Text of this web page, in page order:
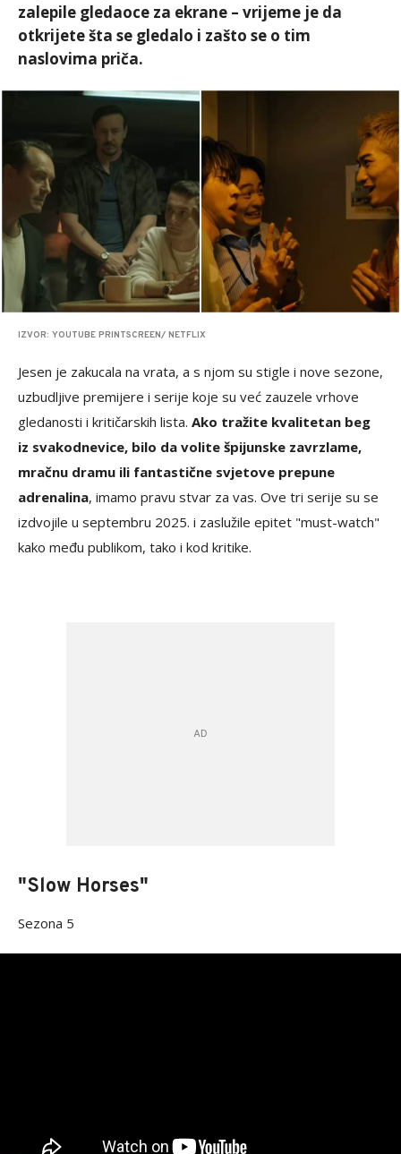
zalepile gledaoce za ekrane – vrijeme je da
otkrijete šta se gledalo i zašto se o tim
naslovima priča.
IZVOR: YOUTUBE PRINTSCREEN/ NETFLIX
Jesen je zakucala na vrata, a s njom su stigle i nove sezone,
uzbudljive premijere i serije koje su već zauzele vrhove
gledanosti i kritičarskih lista. Ako tražite kvalitetan beg
iz svakodnevice, bilo da volite špijunske zavrzlame,
mračnu dramu ili fantastične svjetove prepune
adrenalina, imamo pravu stvar za vas. Ove tri serije su se
izdvojile u septembru 2025. i zaslužile epitet "must-watch"
kako među publikom, tako i kod kritike.
"Slow Horses"
Sezona 5